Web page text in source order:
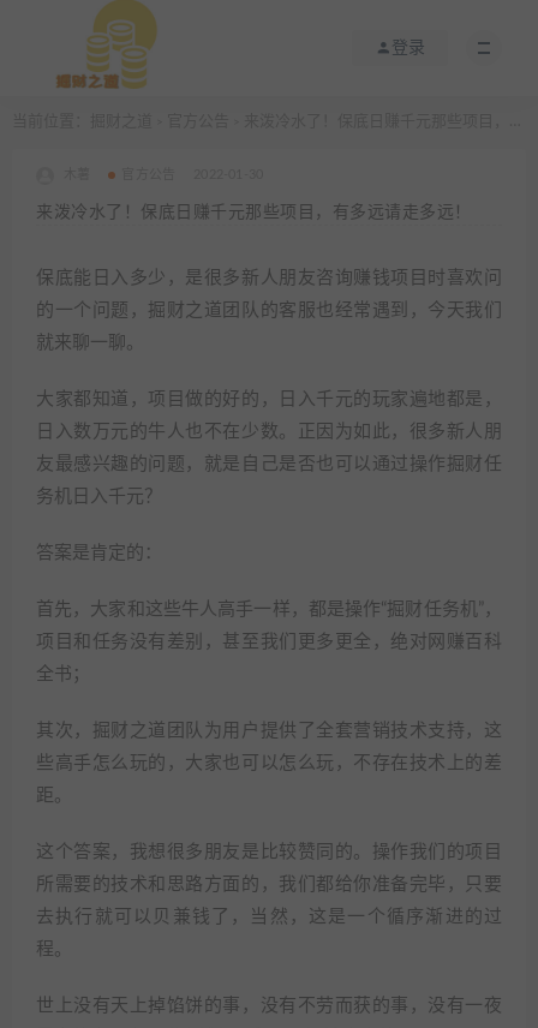
登录
来泼冷水了！保底日赚千元那些项目，有多远请走多远！
保底能日入多少，是很多新人朋友咨询赚钱项目时喜欢问
的一个问题，掘财之道团队的客服也经常遇到，今天我们
就来聊一聊。
大家都知道，项目做的好的，日入千元的玩家遍地都是，
日入数万元的牛人也不在少数。正因为如此，很多新人朋
友最感兴趣的问题，就是自己是否也可以通过操作掘财任
务机日入千元？
答案是肯定的：
首先，大家和这些牛人高手一样，都是操作“掘财任务机”，
项目和任务没有差别，甚至我们更多更全，绝对网赚百科
全书；
其次，掘财之道团队为用户提供了全套营销技术支持，这
些高手怎么玩的，大家也可以怎么玩，不存在技术上的差
距。
这个答案，我想很多朋友是比较赞同的。操作我们的项目
所需要的技术和思路方面的，我们都给你准备完毕，只要
去执行就可以贝兼钱了，当然，这是一个循序渐进的过
程。
世上没有天上掉馅饼的事，没有不劳而获的事，没有一夜